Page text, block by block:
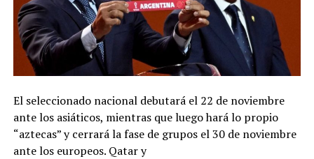
El seleccionado nacional debutará el 22 de noviembre
ante los asiáticos, mientras que luego hará lo propio
“aztecas” y cerrará la fase de grupos el 30 de noviembre
ante los europeos. Qatar y